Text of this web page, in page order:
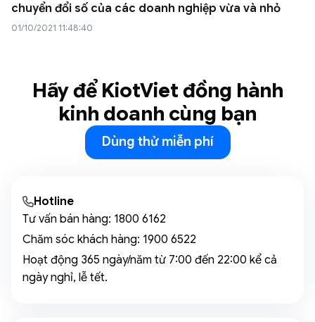
chuyển đổi số của các doanh nghiệp vừa và nhỏ
01/10/2021 11:48:40
Hãy để KiotViet đồng hành
kinh doanh cùng bạn
Dùng thử miễn phí
Hotline
Tư vấn bán hàng: 1800 6162
Chăm sóc khách hàng: 1900 6522
Hoạt động 365 ngày/năm từ 7:00 đến 22:00 kể cả
ngày nghỉ, lễ tết.